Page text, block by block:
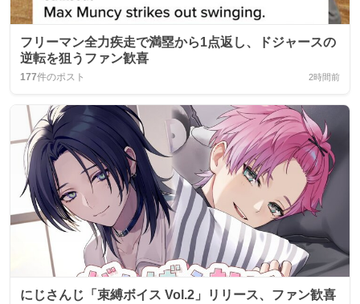
フリーマン全力疾走で満塁から1点返し、ドジャースの
逆転を狙うファン歓喜
177件のポスト 2時間前
にじさんじ「束縛ボイス Vol.2」リリース、ファン歓喜